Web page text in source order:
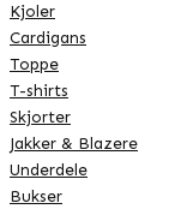
Kjoler
Cardigans
Toppe
T-shirts
Skjorter
Jakker & Blazere
Underdele
Bukser